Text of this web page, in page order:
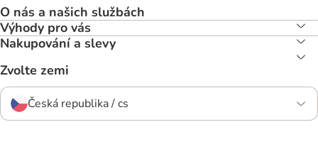
O nás a našich službách
Výhody pro vás
Nakupování a slevy
Zvolte zemi
Česká republika / cs